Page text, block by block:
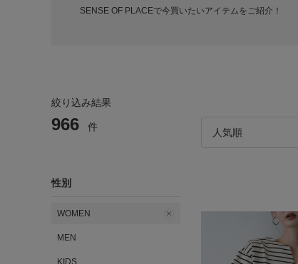
SENSE OF PLACEで今買いたいアイテムをご紹介！
絞り込み結果
966 件
性別
WOMEN
MEN
KIDS